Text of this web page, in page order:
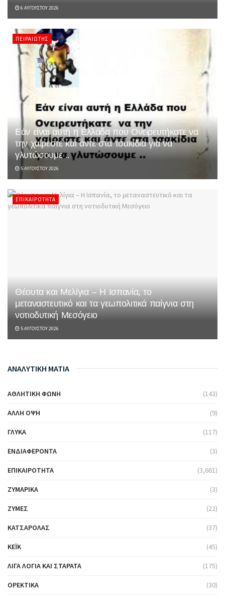
6 ΑΥΓΟΎΣΤΟΥ 2026
ΠΕΙΡΑΙΏΤΗΣ
Εάν είναι αυτή η Ελλάδα που Ονειρευτήκατε να
την χαίρεστε και άντε στα τσακίδια για να
γλυτώσουμε ..
5 ΑΥΓΟΎΣΤΟΥ 2026
ΕΠΙΚΑΙΡΌΤΗΤΑ
Θέουτα και Μελίγια – Η Ισπανία, το
μεταναστευτικό και τα γεωπολιτικά παίγνια στη
νοτιοδυτική Μεσόγειο
5 ΑΥΓΟΎΣΤΟΥ 2026
ΑΝΑΛΥΤΙΚΗ ΜΑΤΙΑ
ΑΘΛΗΤΙΚΉ ΦΩΝΉ (143)
ΆΛΛΗ ΌΨΗ (9)
ΓΛΥΚΆ (117)
ΕΝΔΙΑΦΈΡΟΝΤΑ (3)
ΕΠΙΚΑΙΡΌΤΗΤΑ (3,661)
ΖΥΜΑΡΙΚΆ (3)
ΖΎΜΕΣ (22)
ΚΑΤΣΑΡΌΛΑΣ (37)
ΚΈΙΚ (45)
ΛΊΓΑ ΛΌΓΙΑ ΚΑΙ ΣΤΑΡΆΤΑ (175)
ΟΡΕΚΤΙΚΆ (30)